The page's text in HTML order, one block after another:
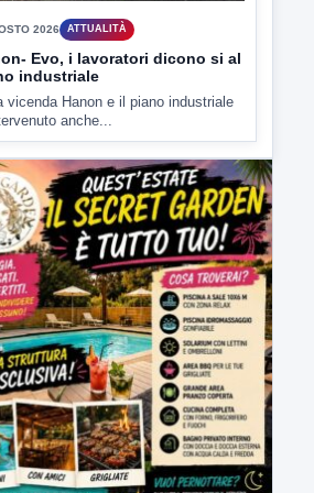
▶
Evo, i lavoratori dicono si al
industriale
vicenda Hanon e il piano industriale
anche...